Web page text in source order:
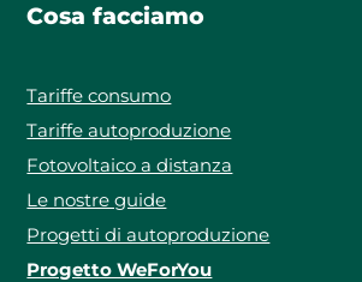
Cosa facciamo
Tariffe consumo
Tariffe autoproduzione
Fotovoltaico a distanza
Le nostre guide
Progetti di autoproduzione
Progetto WeForYou